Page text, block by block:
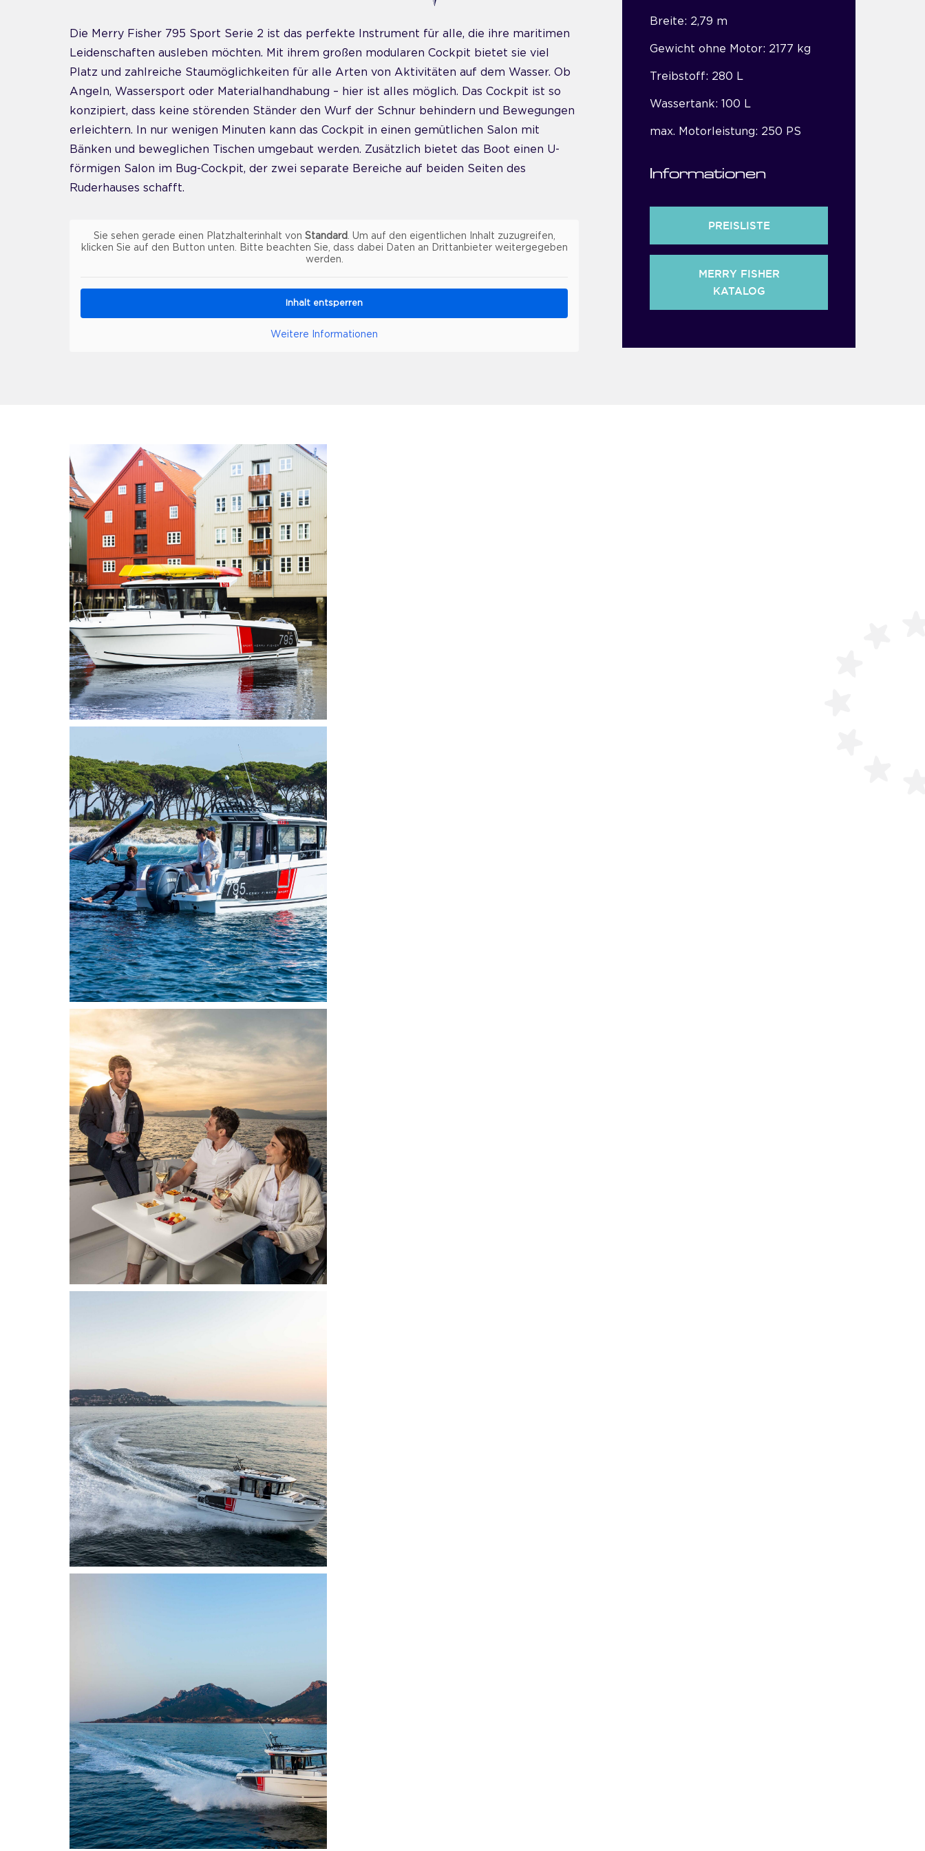
Die Merry Fisher 795 Sport Serie 2 ist das perfekte Instrument für alle, die ihre maritimen
Leidenschaften ausleben möchten. Mit ihrem großen modularen Cockpit bietet sie viel
Platz und zahlreiche Staumöglichkeiten für alle Arten von Aktivitäten auf dem Wasser. Ob
Angeln, Wassersport oder Materialhandhabung – hier ist alles möglich. Das Cockpit ist so
konzipiert, dass keine störenden Ständer den Wurf der Schnur behindern und Bewegungen
erleichtern. In nur wenigen Minuten kann das Cockpit in einen gemütlichen Salon mit
Bänken und beweglichen Tischen umgebaut werden. Zusätzlich bietet das Boot einen U-
förmigen Salon im Bug-Cockpit, der zwei separate Bereiche auf beiden Seiten des
Ruderhauses schafft.
Sie sehen gerade einen Platzhalterinhalt von Standard
. Um auf den eigentlichen Inhalt zuzugreifen,
klicken Sie auf den Button unten. Bitte beachten Sie, dass dabei Daten an Drittanbieter weitergegeben
werden.
Inhalt entsperren
Weitere Informationen
Breite: 2,79 m
Gewicht ohne Motor: 2177 kg
Treibstoff: 280 L
Wassertank: 100 L
max. Motorleistung: 250 PS
Informationen
PREISLISTE
MERRY FISHER
KATALOG